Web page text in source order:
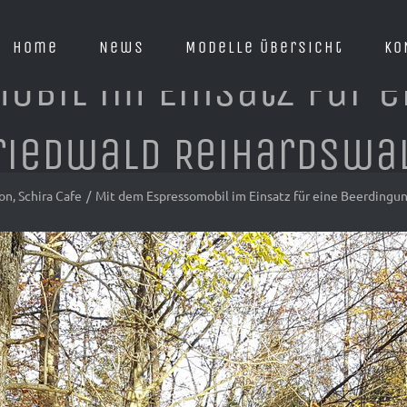
Home News Modelle Übersicht
im Einsatz für
Schira Cafe / Mit dem Espressomobil im Einsatz für eine